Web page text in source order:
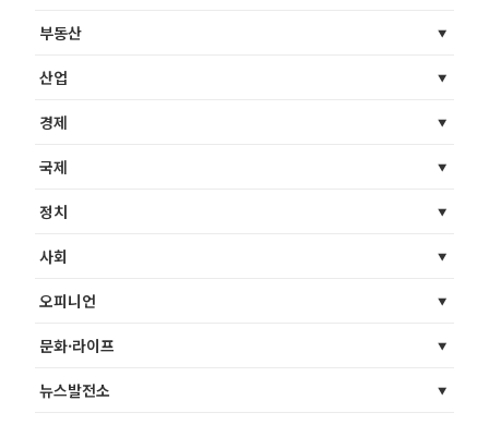
부동산
산업
경제
국제
정치
사회
오피니언
문화·라이프
뉴스발전소